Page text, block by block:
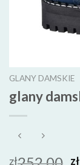
GLANY DAMSKIE
glany
zł zł